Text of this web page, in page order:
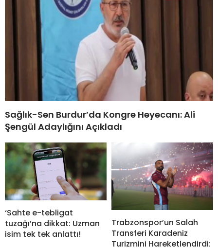
Sağlık-Sen Burdur’da Kongre Heyecanı: Ali
Şengül Adaylığını Açıkladı
‘Sahte e-tebligat
tuzağı’na dikkat: Uzman
isim tek tek anlattı!
Trabzonspor’un Salah
Transferi Karadeniz
Turizmini Hareketlendirdi: